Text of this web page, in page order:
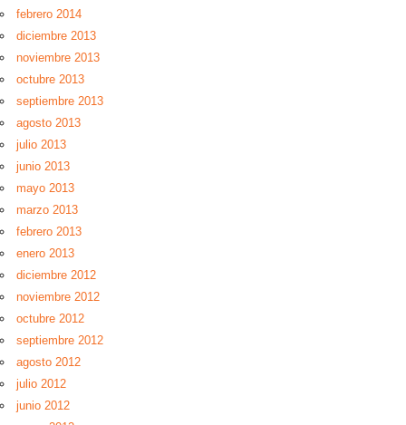
febrero 2014
diciembre 2013
noviembre 2013
octubre 2013
septiembre 2013
agosto 2013
julio 2013
junio 2013
mayo 2013
marzo 2013
febrero 2013
enero 2013
diciembre 2012
noviembre 2012
octubre 2012
septiembre 2012
agosto 2012
julio 2012
junio 2012